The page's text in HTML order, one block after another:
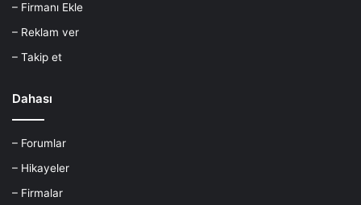
– Firmanı Ekle
– Reklam ver
– Takip et
Dahası
– Forumlar
– Hikayeler
– Firmalar